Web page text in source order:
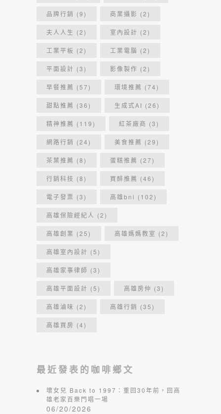
品牌行銷 (9) 商業攝影 (2)
夫人人生 (2) 室內設計 (2)
工業平板 (2) 工業電腦 (2)
平面設計 (3) 影像製作 (2)
早餐推薦 (57) 環境推薦 (74)
甜點推薦 (36) 生成式AI (26)
精神推薦 (119) 紅茶廠商 (3)
網路行銷 (24) 美食推薦 (29)
茶葉推薦 (8) 蛋糕推薦 (27)
行銷科技 (8) 買醉推薦 (46)
電子發票 (3) 高雄bni (102)
高雄保險經紀人 (2)
高雄創業 (25) 高雄媽媽教室 (2)
高雄室內設計 (5)
高雄家事律師 (3)
高雄平面設計 (5) 高雄房仲 (3)
高雄滷味 (2) 高雄行銷 (35)
高雄買房 (4)
最近發表的咖啡鄉文
壞女兒 Back to 1997：重回30年前，回高
雄老家百樂門唱一場
06/20/2026